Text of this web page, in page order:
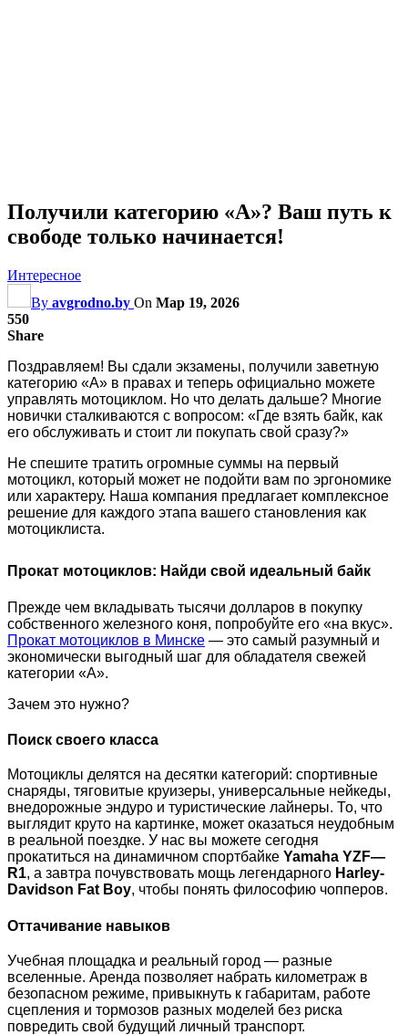
Получили категорию «А»? Ваш путь к
свободе только начинается!
Интересное
By avgrodno.by On Мар 19, 2026
550
Share
Поздравляем! Вы сдали экзамены, получили заветную
категорию «А» в правах и теперь официально можете
управлять мотоциклом. Но что делать дальше? Многие
новички сталкиваются с вопросом: «Где взять байк, как
его обслуживать и стоит ли покупать свой сразу?»
Не спешите тратить огромные суммы на первый
мотоцикл, который может не подойти вам по эргономике
или характеру. Наша компания предлагает комплексное
решение для каждого этапа вашего становления как
мотоциклиста.
Прокат мотоциклов: Найди свой идеальный байк
Прежде чем вкладывать тысячи долларов в покупку
собственного железного коня, попробуйте его «на вкус».
Прокат мотоциклов в Минске — это самый разумный и
экономически выгодный шаг для обладателя свежей
категории «А».
Зачем это нужно?
Поиск своего класса
Мотоциклы делятся на десятки категорий: спортивные
снаряды, тяговитые круизеры, универсальные нейкеды,
внедорожные эндуро и туристические лайнеры. То, что
выглядит круто на картинке, может оказаться неудобным
в реальной поездке. У нас вы можете сегодня
прокатиться на динамичном спортбайке Yamaha YZF—
R1, а завтра почувствовать мощь легендарного Harley-
Davidson Fat Boy, чтобы понять философию чопперов.
Оттачивание навыков
Учебная площадка и реальный город — разные
вселенные. Аренда позволяет набрать километраж в
безопасном режиме, привыкнуть к габаритам, работе
сцепления и тормозов разных моделей без риска
повредить свой будущий личный транспорт.